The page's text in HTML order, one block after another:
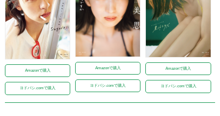
Amazonで購入
ヨドバシ.comで購入
Amazonで購入
ヨドバシ.comで購入
Amazonで購入
ヨドバシ.comで購入